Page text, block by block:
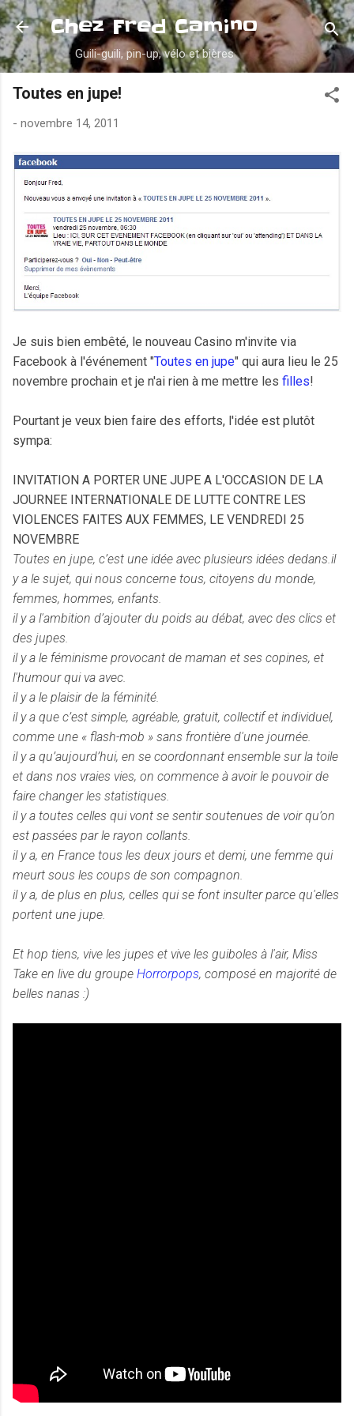
Accéder au contenu principal
Chez Fred Camino
Guili-guili, pin-up, vélo et bières
Toutes en jupe!
- novembre 14, 2011
Je suis bien embêté, le nouveau Casino m'invite via
Facebook à l'événement "Toutes en jupe" qui aura lieu le 25
novembre prochain et je n'ai rien à me mettre les filles!
Pourtant je veux bien faire des efforts, l'idée est plutôt
sympa:
INVITATION A PORTER UNE JUPE A L'OCCASION DE LA
JOURNEE INTERNATIONALE DE LUTTE CONTRE LES
VIOLENCES FAITES AUX FEMMES, LE VENDREDI 25
NOVEMBRE
Toutes en jupe, c’est une idée avec plusieurs idées dedans.il
y a le sujet, qui nous concerne tous, citoyens du monde,
femmes, hommes, enfants.
il y a l'ambition d’ajouter du poids au débat, avec des clics et
des jupes.
il y a le féminisme provocant de maman et ses copines, et
l'humour qui va avec.
il y a le plaisir de la féminité.
il y a que c’est simple, agréable, gratuit, collectif et individuel,
comme une « flash-mob » sans frontière d'une journée.
il y a qu’aujourd’hui, en se coordonnant ensemble sur la toile
et dans nos vraies vies, on commence à avoir le pouvoir de
faire changer les statistiques.
il y a toutes celles qui vont se sentir soutenues de voir qu’on
est passées par le rayon collants.
il y a, en France tous les deux jours et demi, une femme qui
meurt sous les coups de son compagnon.
il y a, de plus en plus, celles qui se font insulter parce qu'elles
portent une jupe.
Et hop tiens, vive les jupes et vive les guiboles à l'air, Miss
Take en live du groupe Horrorpops, composé en majorité de
belles nanas :)